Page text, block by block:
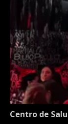
Centro de